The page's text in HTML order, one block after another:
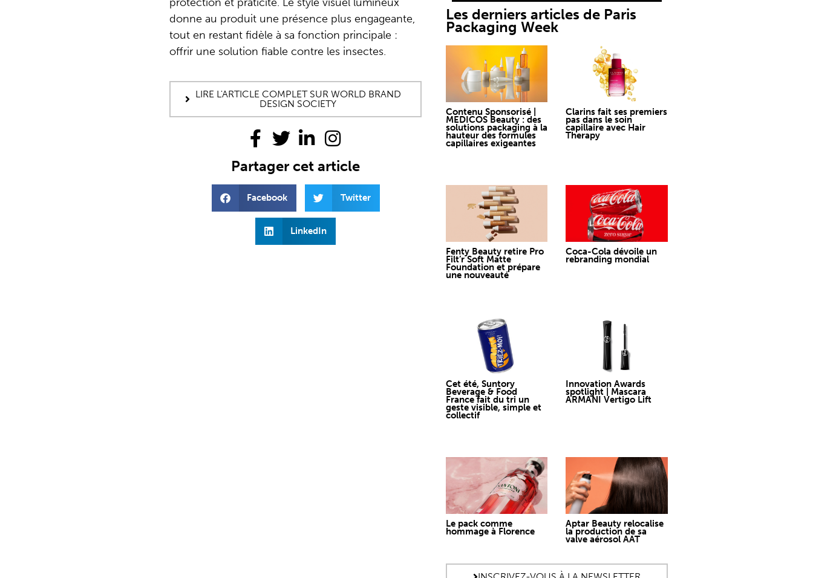
donne au produit une présence plus engageante,
tout en restant fidèle à sa fonction principale :
offrir une solution fiable contre les insectes.
LIRE L'ARTICLE COMPLET SUR WORLD BRAND
DESIGN SOCIETY
Partager cet article
Facebook Twitter
LinkedIn
Les derniers articles de Paris
Packaging Week
Contenu Sponsorisé |
MEDICOS Beauty : des
solutions packaging à la
hauteur des formules
capillaires exigeantes
Clarins fait ses premiers
pas dans le soin
capillaire avec Hair
Therapy
Fenty Beauty retire Pro
Filt’r Soft Matte
Foundation et prépare
une nouveauté
Coca-Cola dévoile un
rebranding mondial
Cet été, Suntory
Beverage & Food
France fait du tri un
geste visible, simple et
collectif
Innovation Awards
spotlight | Mascara
ARMANI Vertigo Lift
Le pack comme
hommage à Florence
Aptar Beauty relocalise
la production de sa
valve aérosol AAT